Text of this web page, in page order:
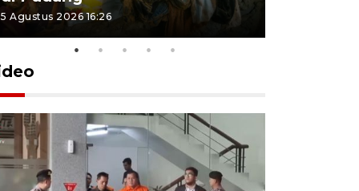
5 Agustus 2026 16:26